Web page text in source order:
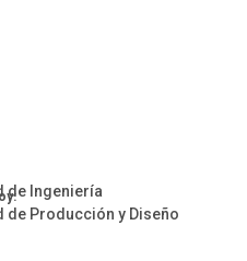
de Ingeniería
de Producción y Diseño